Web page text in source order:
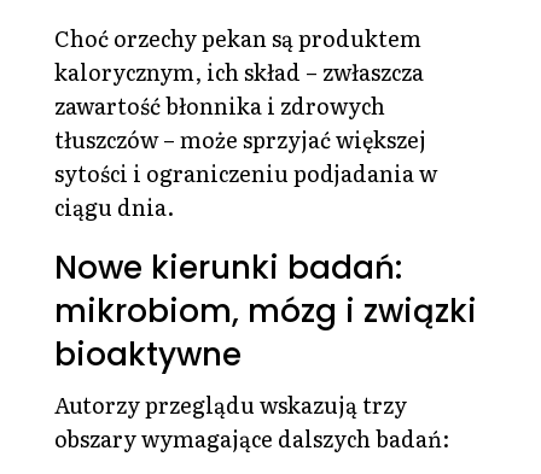
Choć orzechy pekan są produktem
kalorycznym, ich skład – zwłaszcza
zawartość błonnika i zdrowych
tłuszczów – może sprzyjać większej
sytości i ograniczeniu podjadania w
ciągu dnia.
Nowe kierunki badań:
mikrobiom, mózg i związki
bioaktywne
Autorzy przeglądu wskazują trzy
obszary wymagające dalszych badań: